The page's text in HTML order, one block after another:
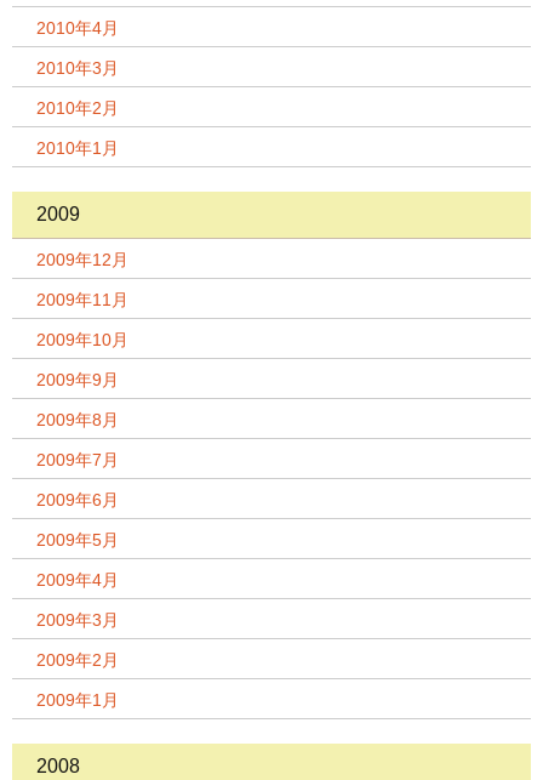
2010年4月
2010年3月
2010年2月
2010年1月
2009
2009年12月
2009年11月
2009年10月
2009年9月
2009年8月
2009年7月
2009年6月
2009年5月
2009年4月
2009年3月
2009年2月
2009年1月
2008